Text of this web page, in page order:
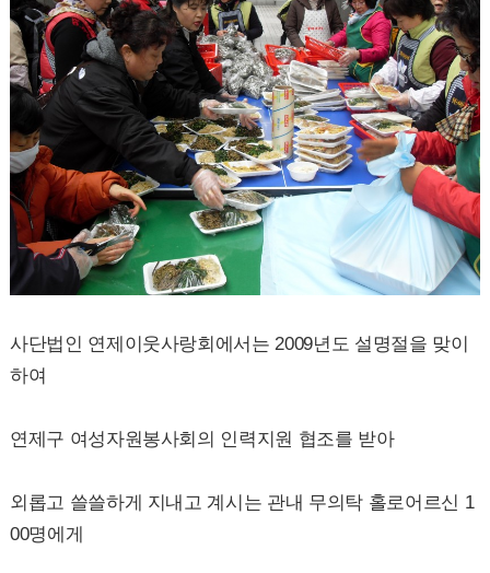
사단법인 연제이웃사랑회에서는 2009년도 설명절을 맞이
하여
연제구 여성자원봉사회의 인력지원 협조를 받아
외롭고 쓸쓸하게 지내고 계시는 관내 무의탁 홀로어르신 1
00명에게